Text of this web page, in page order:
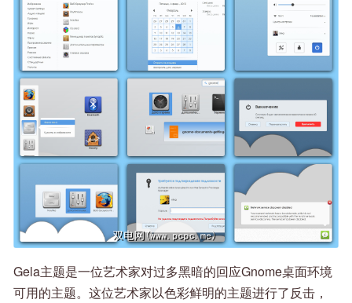
Gela主题是一位艺术家对过多黑暗的回应Gnome桌面环境
可用的主题。这位艺术家以色彩鲜明的主题进行了反击，